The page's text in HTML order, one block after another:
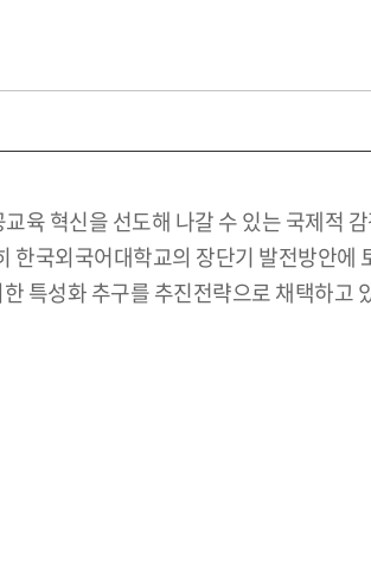
육 혁신을 선도해 나갈 수 있는 국제적
국외국어대학교의 장단기 발전방안
특성화 추구를 추진전략으로 채택하